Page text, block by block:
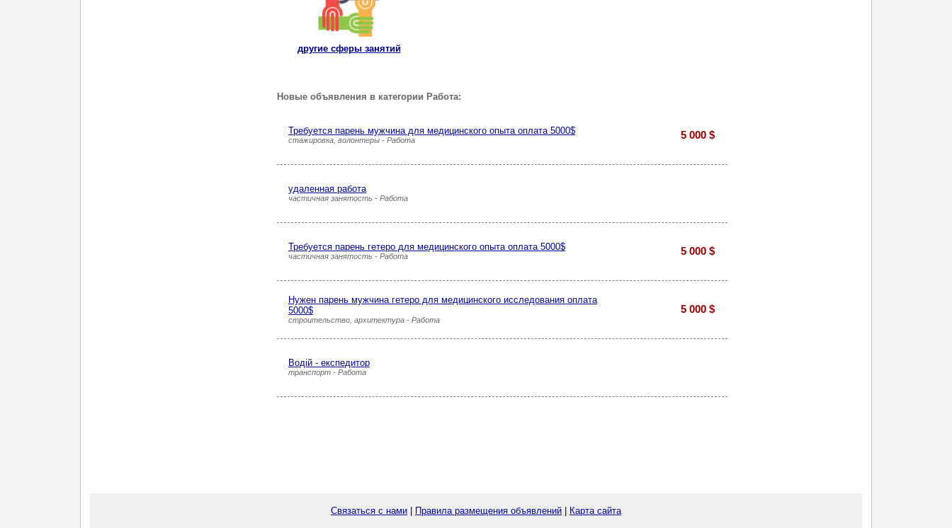
другие сферы занятий
Новые объявления в категории Работа:
Требуется парень мужчина для медицинского опыта оплата 5000$
стажировка, волонтеры - Работа 5 000 $
удаленная работа
частичная занятость - Работа
Требуется парень гетеро для медицинского опыта оплата 5000$
частичная занятость - Работа 5 000 $
Нужен парень мужчина гетеро для медицинского исследования оплата
5000$
строительство, архитектура - Работа
5 000 $
Водій - експедитор
транспорт - Работа
Связаться с нами Правила размещения объявлений Карта сайта